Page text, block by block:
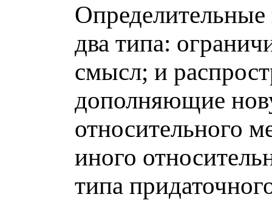
Определительные
два типа:
смысл; и
дополняющие
относительного
иного
типа